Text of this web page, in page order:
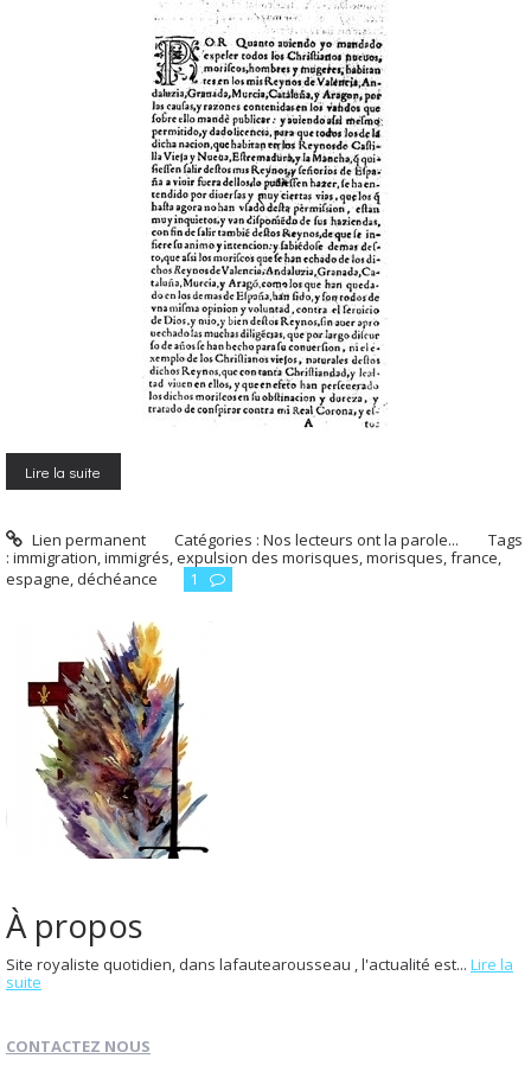
Lire la suite
Lien permanent Catégories :Nos lecteurs ont la parole...
Tags
: immigration,immigrés,expulsion des morisques,morisques,france,
espagne, déchéance 1
À propos
Site royaliste quotidien, dans lafautearousseau , l'actualité est... Lire la
suite
CONTACTEZ NOUS